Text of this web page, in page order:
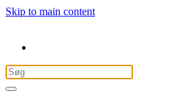
Skip to main content